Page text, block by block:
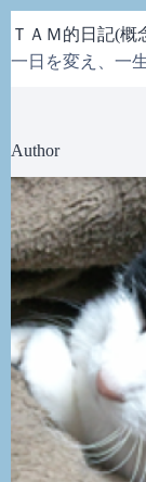
ン
テ
ス
キ
ッ
プ
ＴＡＭ的日記(概
一日を変え、一
Author